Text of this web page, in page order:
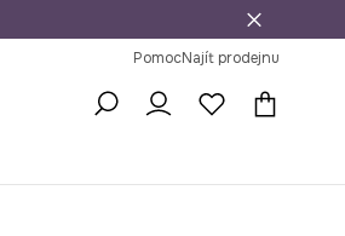
PomocNajít prodejnu